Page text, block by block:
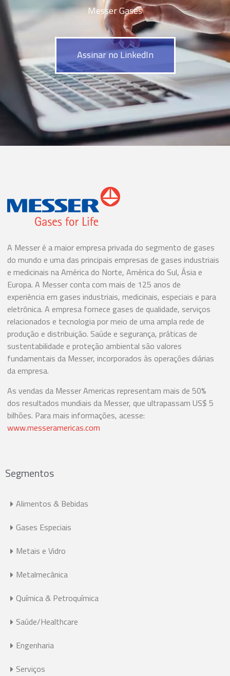
Messer Gases
Assinar no LinkedIn
A Messer é a maior empresa privada do segmento de gases
do mundo e uma das principais empresas de gases industriais
e medicinais na América do Norte, América do Sul, Ásia e
Europa. A Messer conta com mais de 125 anos de
experiência em gases industriais, medicinais, especiais e para
eletrônica. A empresa fornece gases de qualidade, serviços
relacionados e tecnologia por meio de uma ampla rede de
produção e distribuição. Saúde e segurança, práticas de
sustentabilidade e proteção ambiental são valores
fundamentais da Messer, incorporados às operações diárias
da empresa.
As vendas da Messer Americas representam mais de 50%
dos resultados mundiais da Messer, que ultrapassam US$ 5
bilhões. Para mais informações, acesse:
www.messeramericas.com
Segmentos
Alimentos & Bebidas
Gases Especiais
Metais e Vidro
Metalmecânica
Química & Petroquímica
Saúde/Healthcare
Engenharia
Serviços